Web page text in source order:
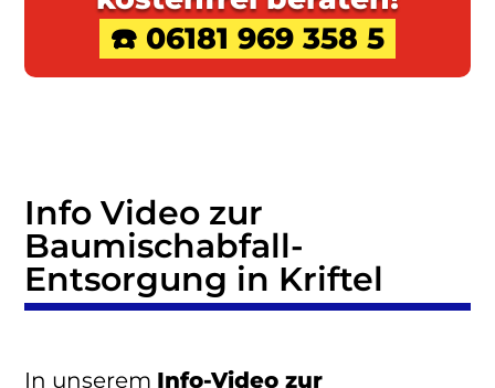
☎️ 06181 969 358 5
Info Video zur
Baumischabfall-
Entsorgung in Kriftel
In unserem Info-Video zur